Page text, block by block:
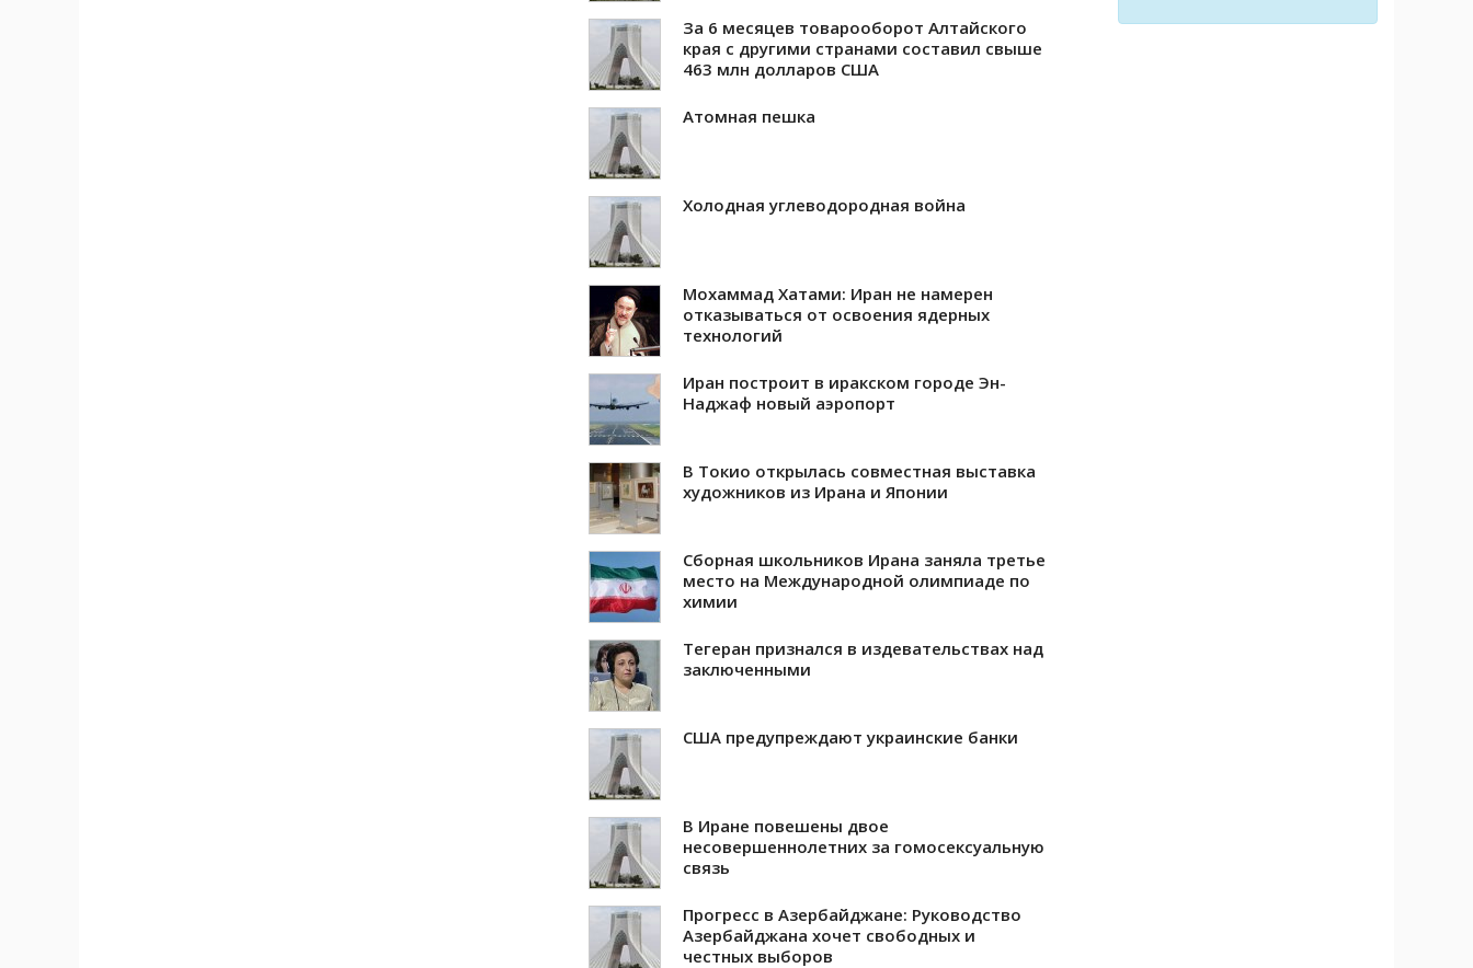
За 6 месяцев товарооборот Алтайского
края с другими странами составил свыше
463 млн долларов США
Атомная пешка
Холодная углеводородная война
Мохаммад Хатами: Иран не намерен
отказываться от освоения ядерных
технологий
Иран построит в иракском городе Эн-
Наджаф новый аэропорт
В Токио открылась совместная выставка
художников из Ирана и Японии
Сборная школьников Ирана заняла третье
место на Международной олимпиаде по
химии
Тегеран признался в издевательствах над
заключенными
США предупреждают украинские банки
В Иране повешены двое
несовершеннолетних за гомосексуальную
связь
Прогресс в Азербайджане: Руководство
Азербайджана хочет свободных и
честных выборов